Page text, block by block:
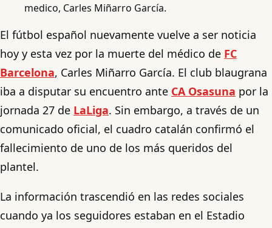
medico, Carles Miñarro García.
El fútbol español nuevamente vuelve a ser noticia
hoy y esta vez por la muerte del médico de FC
Barcelona, Carles Miñarro García. El club blaugrana
iba a disputar su encuentro ante CA Osasuna por la
jornada 27 de LaLiga. Sin embargo, a través de un
comunicado oficial, el cuadro catalán confirmó el
fallecimiento de uno de los más queridos del
plantel.
La información trascendió en las redes sociales
cuando ya los seguidores estaban en el Estadio